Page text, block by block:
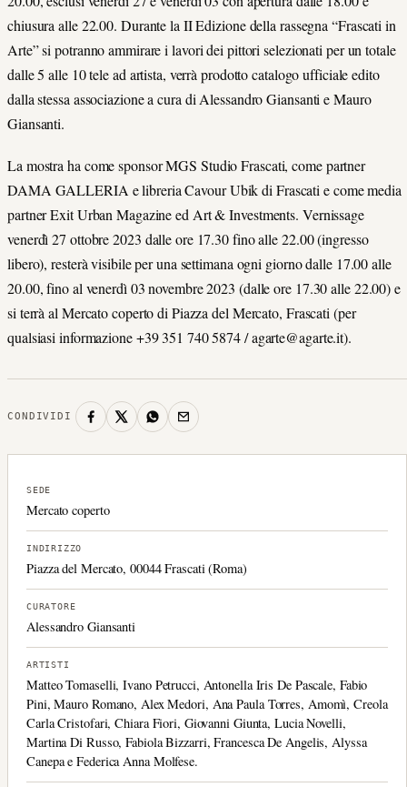
chiusura alle 22.00. Durante la II Edizione della rassegna “Frascati in
Arte” si potranno ammirare i lavori dei pittori selezionati per un totale
dalle 5 alle 10 tele ad artista, verrà prodotto catalogo ufficiale edito
dalla stessa associazione a cura di Alessandro Giansanti e Mauro
Giansanti.
La mostra ha come sponsor MGS Studio Frascati, come partner
DAMA GALLERIA e libreria Cavour Ubik di Frascati e come media
partner Exit Urban Magazine ed Art & Investments. Vernissage
venerdì 27 ottobre 2023 dalle ore 17.30 fino alle 22.00 (ingresso
libero), resterà visibile per una settimana ogni giorno dalle 17.00 alle
20.00, fino al venerdì 03 novembre 2023 (dalle ore 17.30 alle 22.00) e
si terrà al Mercato coperto di Piazza del Mercato, Frascati (per
qualsiasi informazione +39 351 740 5874 / agarte@agarte.it).
CONDIVIDI
SEDE
Mercato coperto
INDIRIZZO
Piazza del Mercato, 00044 Frascati (Roma)
CURATORE
Alessandro Giansanti
ARTISTI
Matteo Tomaselli, Ivano Petrucci, Antonella Iris De Pascale, Fabio
Pini, Mauro Romano, Alex Medori, Ana Paula Torres, Amomì, Creola
Carla Cristofari, Chiara Fiori, Giovanni Giunta, Lucia Novelli,
Martina Di Russo, Fabiola Bizzarri, Francesca De Angelis, Alyssa
Canepa e Federica Anna Molfese.